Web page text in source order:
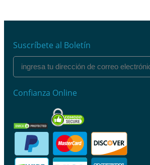
Suscríbete al Boletín
Confianza Online